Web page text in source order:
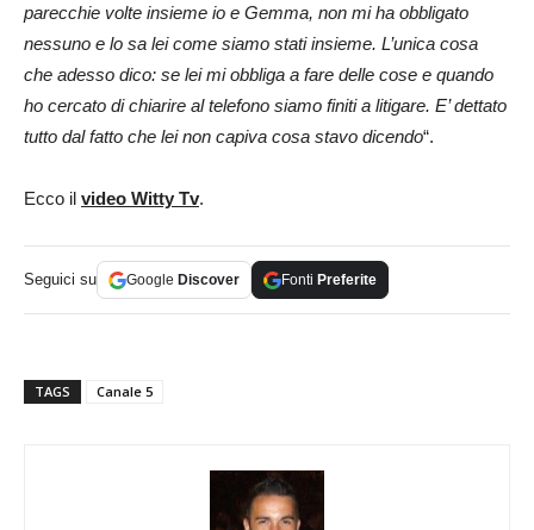
parecchie volte insieme io e Gemma, non mi ha obbligato
nessuno e lo sa lei come siamo stati insieme. L’unica cosa
che adesso dico: se lei mi obbliga a fare delle cose e quando
ho cercato di chiarire al telefono siamo finiti a litigare. E’ dettato
tutto dal fatto che lei non capiva cosa stavo dicendo“.
Ecco il video Witty Tv.
Seguici su Google Discover Fonti Preferite
TAGS Canale 5